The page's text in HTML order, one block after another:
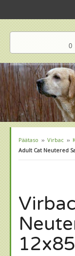
0
Päätaso ›› Virbac ››
Adult Cat Neutered